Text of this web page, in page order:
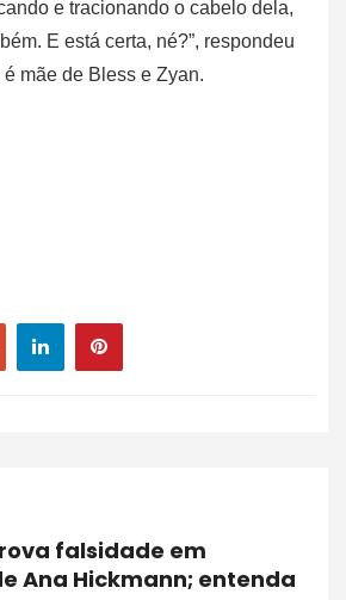
e tracionando o cabelo dela,
E está certa, né?”, respondeu
mãe de Bless e Zyan.
falsidade em
Ana Hickmann; entenda